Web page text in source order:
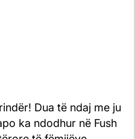
Dua të ndaj me ju
ka ndodhur në Fush